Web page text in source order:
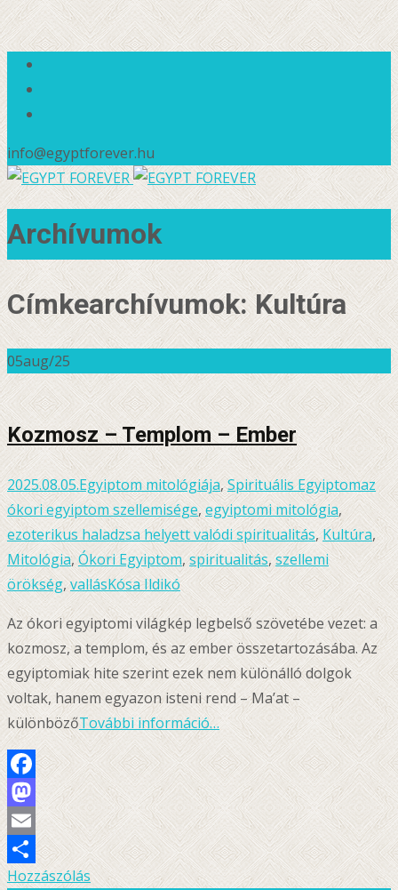
info@egyptforever.hu
Archívumok
Címkearchívumok: Kultúra
05aug/25
Kozmosz – Templom – Ember
2025.08.05.Egyiptom mitológiája,Spirituális Egyiptomaz
ókori egyiptom szellemisége,egyiptomi mitológia,
ezoterikus haladzsa helyett valódi spiritualitás,Kultúra,
Mitológia,Ókori Egyiptom,spiritualitás, szellemi
örökség,vallásKósa Ildikó
Az ókori egyiptomi világkép legbelső szövetébe vezet: a
kozmosz, a templom, és az ember összetartozásába. Az
egyiptomiak hite szerint ezek nem különálló dolgok
voltak, hanem egyazon isteni rend – Ma’at –
különbözőTovábbi információ…
Facebook
Mastodon
Email
Ossza
Hozzászólás